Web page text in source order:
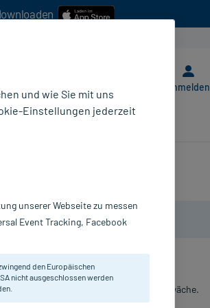
Anmelden
für Frauen bei leichter Blasenschwäche.
und wie Sie mit uns
Einstellungen jederzeit
unserer Webseite zu messen
Event Tracking, Facebook
den Europäischen
nicht ausgeschlossen werden